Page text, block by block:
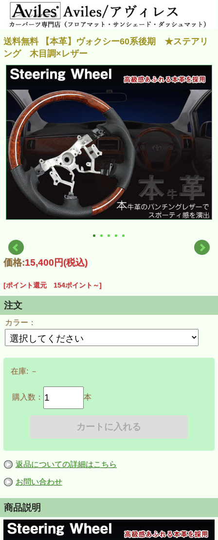
送料無料 【本革】ヴォクシー60系後期 ★ステアリ
ング 木目調×レザー
価格:15,400円(税込)
[ポイント還元 154ポイント～]
注文
カラー：
在庫: －
購入数： 本
返品についての詳細はこちら
お問い合わせ
商品説明